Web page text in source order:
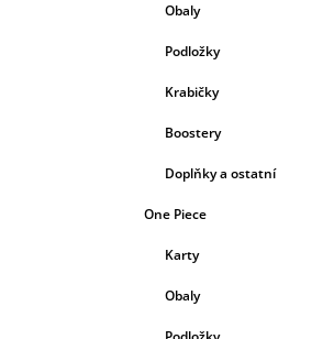
Obaly
Podložky
Krabičky
Boostery
Doplňky a ostatní
One Piece
Karty
Obaly